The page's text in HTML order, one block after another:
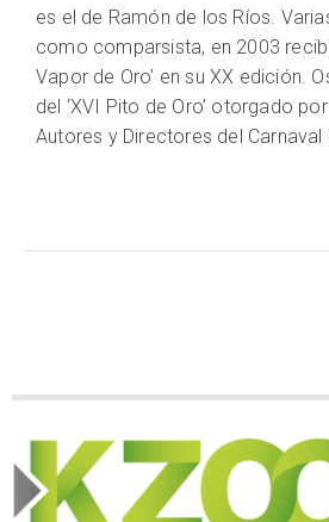
es el de Ramón de los Ríos.
como comparsista, en 2003
Vapor de Oro’ en su XX edición.
del ‘XVI Pito de Oro’ otorgado
Autores y Directores del Carnaval